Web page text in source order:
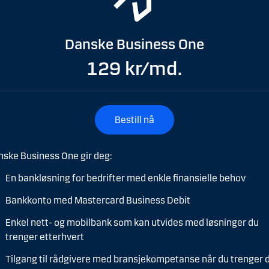
Danske Business One
129 kr/md.
Bestill nå
Business One gir deg:
En bankløsning for bedrifter med enkle finansielle behov
Bankkonto med Mastercard Business Debit
Enkel nett- og mobilbank som kan utvides med løsninger du
trenger etterhvert
Tilgang til rådgivere med bransjekompetanse når du trenger